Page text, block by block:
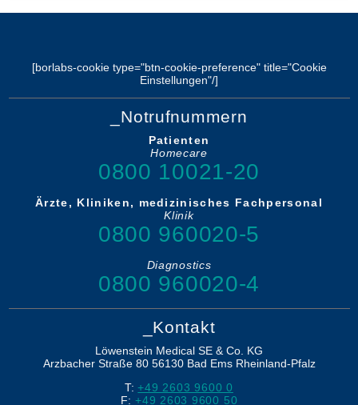
[borlabs-cookie type="btn-cookie-preference" title="Cookie
Einstellungen"/]
_Notrufnummern
Patienten
Homecare
0800 10021-20
Ärzte, Kliniken, medizinisches Fachpersonal
Klinik
0800 960020-5
Diagnostics
0800 960020-4
_Kontakt
Löwenstein Medical SE & Co. KG
Arzbacher Straße 80 56130 Bad Ems Rheinland-Pfalz
T: +49 2603 9600 0
F: +49 2603 9600 50